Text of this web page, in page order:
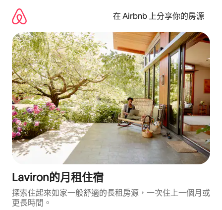
在 Airbnb 上分享你的房源
Laviron的月租住宿
探索住起來如家一般舒適的長租房源，一次住上一個月或
更長時間。